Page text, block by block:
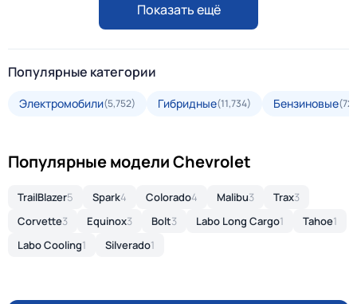
Показать ещё
Популярные категории
Электромобили(5,752) Гибридные(11,734) Бензиновые
Популярные модели Chevrolet
TrailBlazer5 Spark4 Colorado4 Malibu3 Trax3
Corvette3 Equinox3 Bolt3 Labo Long Cargo1 Tahoe1
Labo Cooling1 Silverado1